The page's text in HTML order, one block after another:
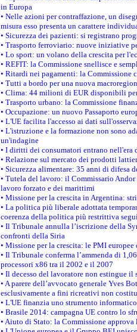
in Europa
• Nelle azioni per contraffazione, un
misura esso presenta un carattere
• Sicurezza dei pazienti: si registrano
• Trasporto ferroviario: nuove iniziative
• Lo sport: un volano della crescita per
• REFIT: la Commissione snellisce e
• Ritardi nei pagamenti: la
• Tutti a bordo per una nuova
• Clima: 44 milioni di EUR disponibili
• Trasporto urbano: la Commissione
• Occupazione: un nuovo Passaporto
• L'UE facilita l'accesso ai dati
• L'istruzione e la formazione non sono
un'indagine
• I diritti dei consumatori entrano
• Relazione sul mercato dei prodotti
• Sicurezza alimentare: 35 anni di difesa
• Tutela del lavoro: il Commissario
lavoro forzato e dei marittimi
• Missione per la crescita in Argentina:
• La politica più liberale adottata
coerenza della politica più restrittiva
• Il Tribunale annulla l’iscrizione della
confronti della Siria
• Missione per la crescita: le PMI
• Il Tribunale conferma l’ammenda di
processori x86 tra il 2002 e il 2007
• Il decesso del lavoratore non estingue
• A parere dell’avvocato generale Yves
esclusivamente a fini ricreativi non
• L'UE finanzia uno strumento
• Brasile 2014: campagna UE contro lo
• Aiuto di Stato: la Commissione